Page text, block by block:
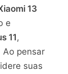
13
e
11 ,
pensar
suas